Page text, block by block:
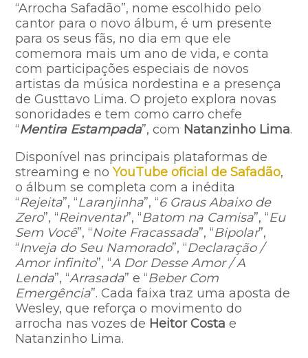
“Arrocha Safadão”, nome escolhido pelo
cantor para o novo álbum, é um presente
para os seus fãs, no dia em que ele
comemora mais um ano de vida, e conta
com participações especiais de novos
artistas da música nordestina e a presença
de Gusttavo Lima. O projeto explora novas
sonoridades e tem como carro chefe
“Mentira Estampada”, com Natanzinho Lima.
Disponível nas principais plataformas de
streaming e noYouTube oficial de Safadão,
o álbum se completa com a inédita
“Rejeita”, “Laranjinha”, “6 Graus Abaixo de
Zero”, “Reinventar”, “Batom na Camisa”, “Eu
Sem Você”, “Noite Fracassada”, “Bipolar”,
“Inveja do Seu Namorado”, “Declaração /
Amor infinito”, “A Dor Desse Amor / A
Lenda”, “Arrasada” e “Beber Com
Emergência”. Cada faixa traz uma aposta de
Wesley, que reforça o movimento do
arrocha nas vozes de Heitor Costa e
Natanzinho Lima.